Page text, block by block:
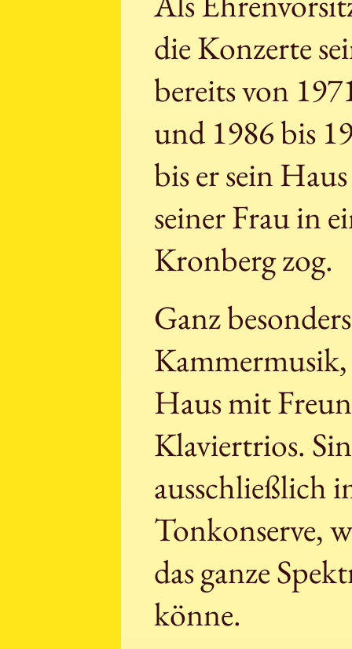
die Konzerte
bereits von
und 1986 bis
bis er sein
seiner Frau in
Kronberg zog.
Ganz
Kammermusik,
Haus mit
Klaviertrios.
ausschließlich
Tonkonserve,
das ganze
könne.